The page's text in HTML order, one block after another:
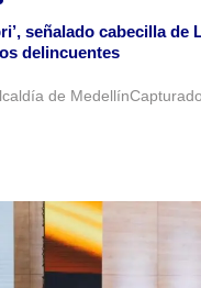
señalado cabecilla de
delincuentes
de